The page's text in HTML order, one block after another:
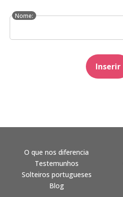
Nome:
Inserir
O que nos diferencia
Testemunhos
Solteiros portugueses
Blog